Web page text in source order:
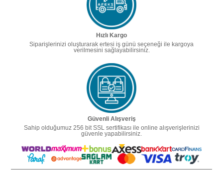
Hızlı Kargo
Siparişlerinizi oluşturarak ertesi iş günü seçeneği ile kargoya
verilmesini sağlayabilirsiniz.
Güvenli Alışveriş
Sahip olduğumuz 256 bit SSL sertifikası ile online alışverişlerinizi
güvenle yapabilirsiniz.